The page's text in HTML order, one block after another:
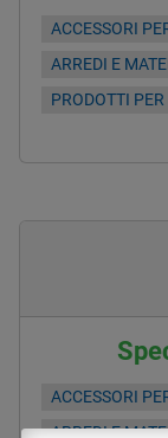
ACCESSORI
ARREDI E
PRODOTTI
ACCESSORI
ARREDI E